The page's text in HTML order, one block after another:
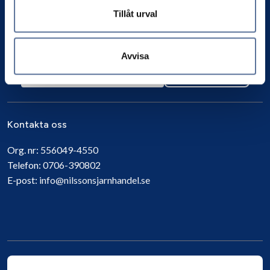
Tillåt urval
Avvisa
Prenumerera
Kontakta oss
Org. nr: 556049-4550
Telefon: 0706-390802
E-post: info@nilssonsjarnhandel.se